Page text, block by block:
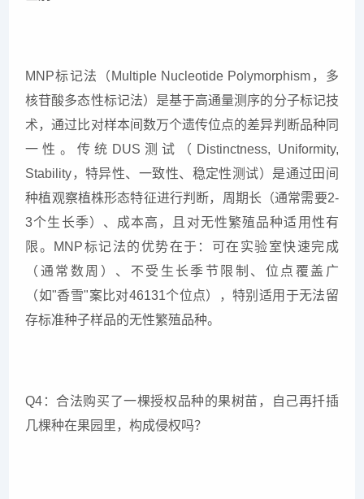
MNP标记法（Multiple Nucleotide Polymorphism，多
核苷酸多态性标记法）是基于高通量测序的分子标记技
术，通过比对样本间数万个遗传位点的差异判断品种同
一性。传统DUS测试（Distinctness, Uniformity,
Stability，特异性、一致性、稳定性测试）是通过田间
种植观察植株形态特征进行判断，周期长（通常需要2-
3个生长季）、成本高，且对无性繁殖品种适用性有
限。MNP标记法的优势在于：可在实验室快速完成
（通常数周）、不受生长季节限制、位点覆盖广
（如"香雪"案比对46131个位点），特别适用于无法留
存标准种子样品的无性繁殖品种。
Q4：合法购买了一棵授权品种的果树苗，自己再扦插
几棵种在果园里，构成侵权吗？